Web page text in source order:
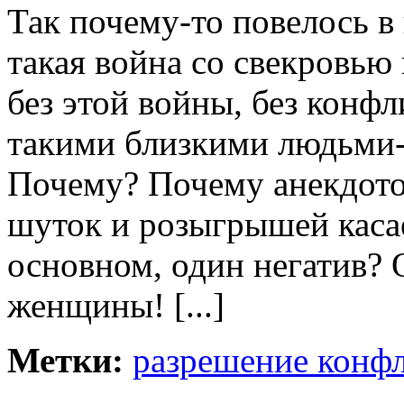
Так почему-то повелось
такая война со
без этой войны, без
такими близкими
Почему? Почему
шуток и розыгрышей
основном, один негатив?
женщины! [...]
Метки: разрешение